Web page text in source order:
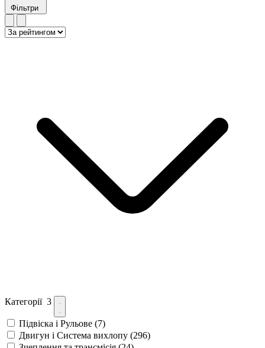
Фільтри
Категорії 3
Підвіска і Рульове (7)
Двигун і Система вихлопу (296)